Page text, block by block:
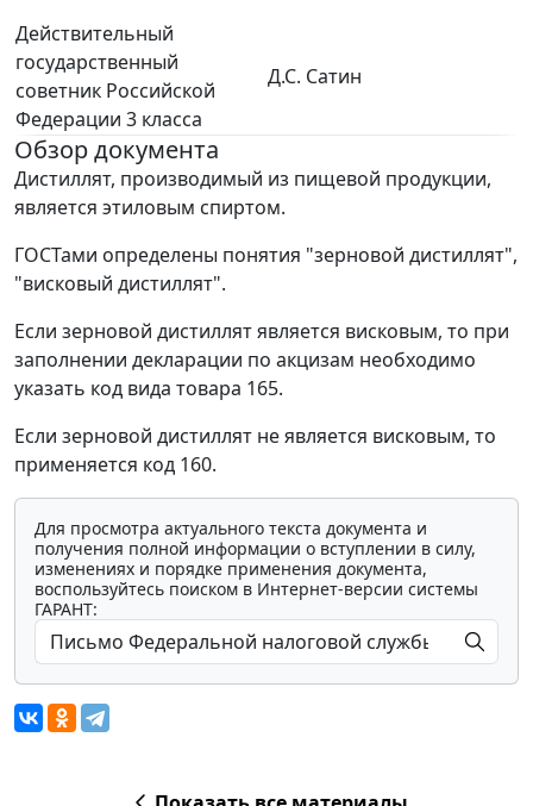
Действительный
государственный
советник Российской
Федерации 3 класса
Д.С. Сатин
Обзор документа
Дистиллят, производимый из пищевой продукции,
является этиловым спиртом.
ГОСТами определены понятия "зерновой дистиллят",
"висковый дистиллят".
Если зерновой дистиллят является висковым, то при
заполнении декларации по акцизам необходимо
указать код вида товара 165.
Если зерновой дистиллят не является висковым, то
применяется код 160.
Для просмотра актуального текста документа и
получения полной информации о вступлении в силу,
изменениях и порядке применения документа,
воспользуйтесь поиском в Интернет-версии системы
ГАРАНТ: